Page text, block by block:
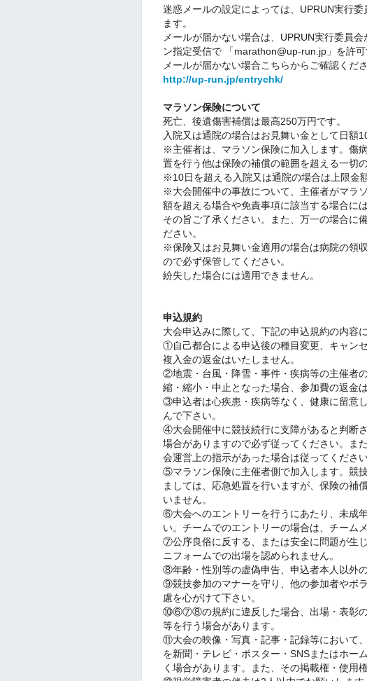
迷惑メールの設定によっては、UPRUN実行
ます。
メールが届かない場合は、UPRUN実行委員
ン指定受信で 「marathon@up-run.jp」を許可
メールが届かない場合こちらからご確認くださ
http://up-run.jp/entrychk/
マラソン保険について
死亡、後遺傷害補償は最高250万円です。
入院又は通院の場合はお見舞い金として日額
※主催者は、マラソン保険に加入します。傷
置を行う他は保険の補償の範囲を超える一切
※10日を超える入院又は通院の場合は上限金
※大会開催中の事故について、主催者がマラ
額を超える場合や免責事項に該当する場合に
その旨ご了承ください。また、万一の場合に
ださい。
※保険又はお見舞い金適用の場合は病院の領
ので必ず保管してください。
紛失した場合には適用できません。
申込規約
大会申込みに際して、下記の申込規約の内容
①自己都合による申込後の種目変更、キャン
複入金の返金はいたしません。
②地震・台風・降雪・事件・疾病等の主催者
縮・縮小・中止となった場合、参加費の返金
③申込者は心疾患・疾病等なく、健康に留意
んで下さい。
④大会開催中に競技続行に支障があると判断
場合がありますので必ず従ってください。ま
会運営上の指示があった場合は従ってください
⑤マラソン保険に主催者側で加入します。競
ましては、応急処置を行いますが、保険の補
いません。
⑥大会へのエントリーを行うにあたり、未成
い。チームでのエントリーの場合は、チーム
⑦公序良俗に反する、または安全に問題が生
ニフォームでの出場を認められません。
⑧年齢・性別等の虚偽申告、申込者本人以外
⑨競技参加のマナーを守り、他の参加者やボ
慮を心がけて下さい。
⑩⑥⑦⑧の規約に違反した場合、出場・表彰の
等を行う場合があります。
⑪大会の映像・写真・記事・記録等において
を新聞・テレビ・ポスター・SNSまたはホー
く場合があります。また、その掲載権・使用